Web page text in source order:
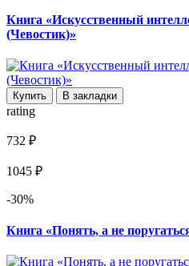
Книга «Искусственный
(Чевостик)»
Купить В закладки
rating
732 ₽
1045 ₽
-30%
Книга «Понять, а не